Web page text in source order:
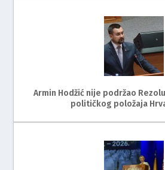
Armin Hodžić nije podržao
političkog položaja